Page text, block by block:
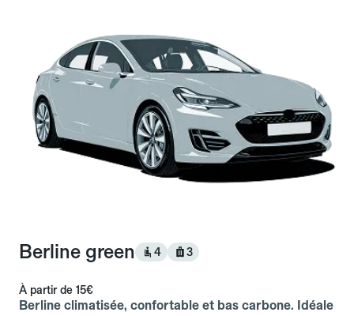
Berline green 4 3
À partir de 15€
Berline climatisée, confortable et bas carbone. Idéale